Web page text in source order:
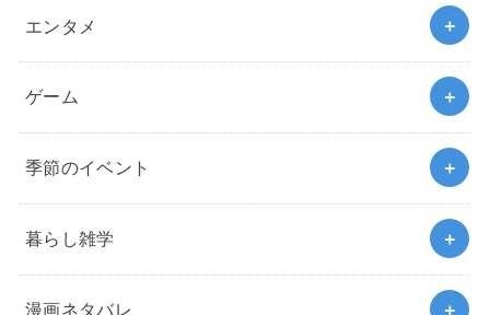
エンタメ
ゲーム
季節のイベント
暮らし雑学
漫画ネタバレ